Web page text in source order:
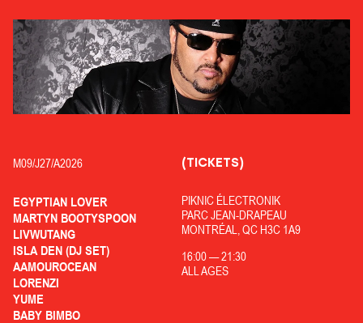
M09/J27/A2026
EGYPTIAN LOVER
MARTYN BOOTYSPOON
LIVWUTANG
ISLA DEN (DJ SET)
AAMOUROCEAN
LORENZI
YUME
BABY BIMBO
PIKNIC ÉLECTRONIK
PARC JEAN-DRAPEAU
MONTRÉAL, QC H3C 1A9
16:00—21:30
ALL AGES
(TICKETS)